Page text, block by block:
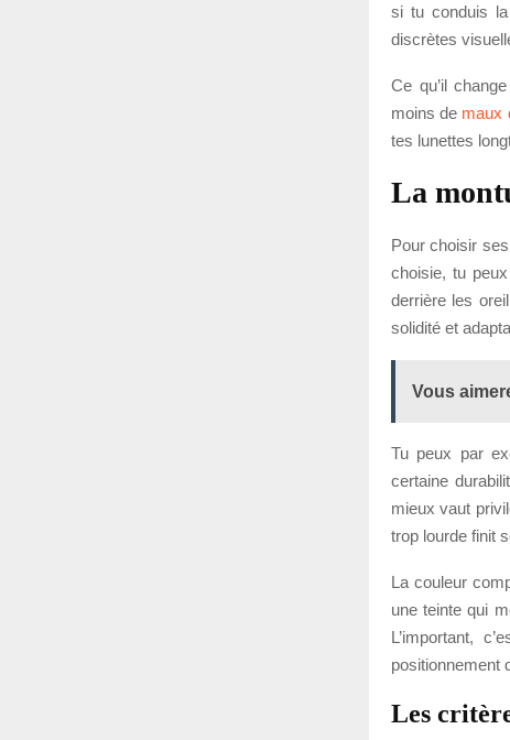
si tu conduis
discrètes
Ce qu’il
moins de maux
tes lunettes
La
Pour choisir
choisie, tu
derrière les
solidité et
Vous
Tu peux par
certaine
mieux vaut
trop lourde finit
La couleur
une teinte qui
L’important,
positionnement
Les